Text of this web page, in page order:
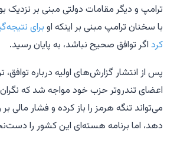
ترامپ و دیگر مقامات دولتی مبنی بر نزدیک
با سخنان ترامپ مبنی بر اینکه او برای
کرد اگر توافق صحیح نباشد، به پایان رسید.
پس از انتشار گزارش‌های اولیه درباره توافق،
اعضای تندروتر حزب خود مواجه شد که نگران
می‌تواند تنگه هرمز را باز کرده و فشار مالی
دهد، اما برنامه هسته‌ای این کشور را